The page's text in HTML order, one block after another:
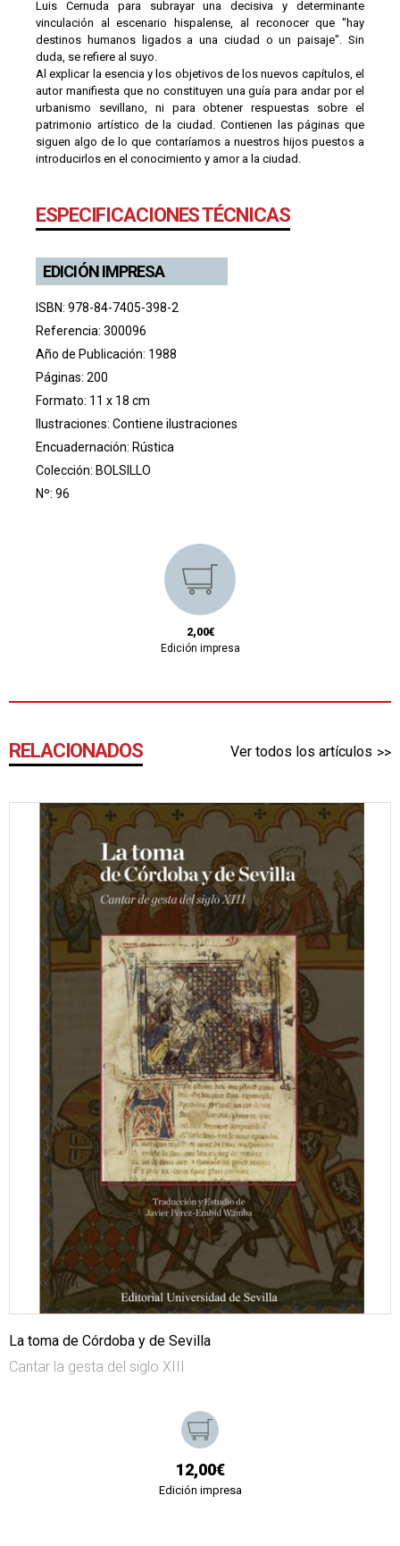
Luis Cernuda para subrayar una decisiva y determinante
vinculación al escenario hispalense, al reconocer que "hay
destinos humanos ligados a una ciudad o un paisaje". Sin
duda, se refiere al suyo.
Al explicar la esencia y los objetivos de los nuevos capítulos, el
autor manifiesta que no constituyen una guía para andar por el
urbanismo sevillano, ni para obtener respuestas sobre el
patrimonio artístico de la ciudad. Contienen las páginas que
siguen algo de lo que contaríamos a nuestros hijos puestos a
introducirlos en el conocimiento y amor a la ciudad.
ESPECIFICACIONES TÉCNICAS
EDICIÓN IMPRESA
ISBN: 978-84-7405-398-2
Referencia: 300096
Año de Publicación: 1988
Páginas: 200
Formato: 11 x 18 cm
Ilustraciones: Contiene ilustraciones
Encuadernación: Rústica
Colección: BOLSILLO
Nº: 96
2,00€
Edición impresa
RELACIONADOS Ver todos los artículos
La toma de Córdoba y de Sevilla
Cantar la gesta del siglo XIII
12,00€
Edición impresa